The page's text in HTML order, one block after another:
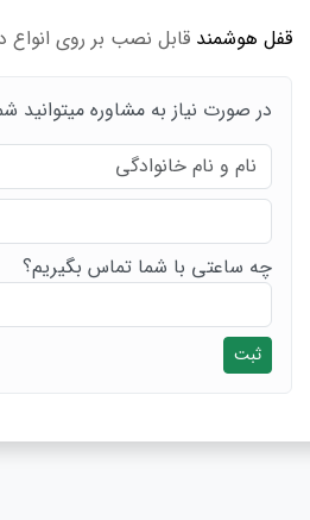
قفل هوشمند قابل نصب بر روی
در صورت نیاز به مشاوره میتوانید
چه ساعتی با شما تماس بگیریم؟
ثبت